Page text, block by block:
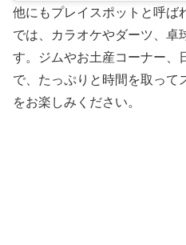
他にもプレイスポットと呼ば
では、カラオケやダーツ、卓
す。ジムやお土産コーナー、
で、たっぷりと時間を取って
をお楽しみください。